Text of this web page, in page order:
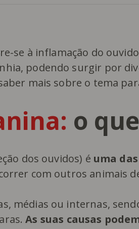
se à inflamação do
podendo surgir por
mais sobre o tema
o
dos ouvidos) é uma
com outros animais
médias ou internas,
As suas causas